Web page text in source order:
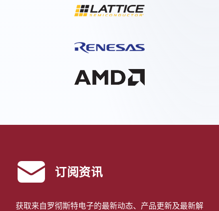
订阅资讯
获取来自罗彻斯特电子的最新动态、产品更新及最新解